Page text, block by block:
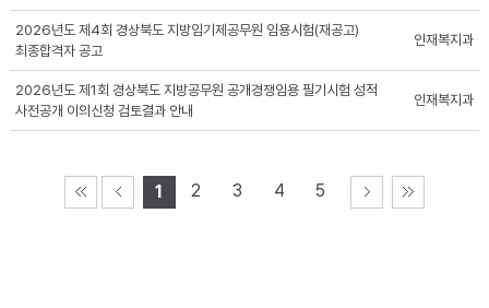
2026년도 제4회 경상북도 지방임기제공무원 임용시험(재공고)
최종합격자 공고
인재복지과
2026년도 제1회 경상북도 지방공무원 공개경쟁임용 필기시험 성적
사전공개 이의신청 검토결과 안내
인재복지과
1 2 3 4 5